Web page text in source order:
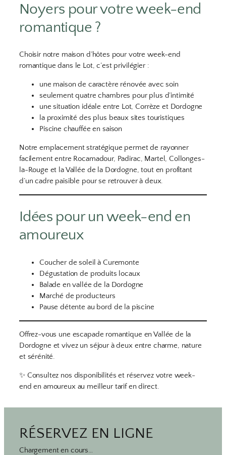
Noyers pour votre week-end
romantique ?
Choisir notre maison d’hôtes pour votre week-end
romantique dans le Lot, c’est privilégier :
une maison de caractère rénovée avec soin
seulement quatre chambres pour plus d’intimité
une situation idéale entre Lot, Corrèze et Dordogne
la proximité des plus beaux sites touristiques
Piscine chauffée en saison
Notre emplacement stratégique permet de rayonner
facilement entre Rocamadour, Padirac, Martel, Collonges-
la-Rouge et la Vallée de la Dordogne, tout en profitant
d’un cadre paisible pour se retrouver à deux.
Idées pour un week-end en
amoureux
Coucher de soleil à Curemonte
Dégustation de produits locaux
Balade en vallée de la Dordogne
Marché de producteurs
Pause détente au bord de la piscine
Offrez-vous une escapade romantique en Vallée de la
Dordogne et vivez un séjour à deux entre charme, nature
et sérénité.
✨ Consultez nos disponibilités et réservez votre week-
end en amoureux au meilleur tarif en direct.
RÉSERVEZ EN LIGNE
Chargement en cours…